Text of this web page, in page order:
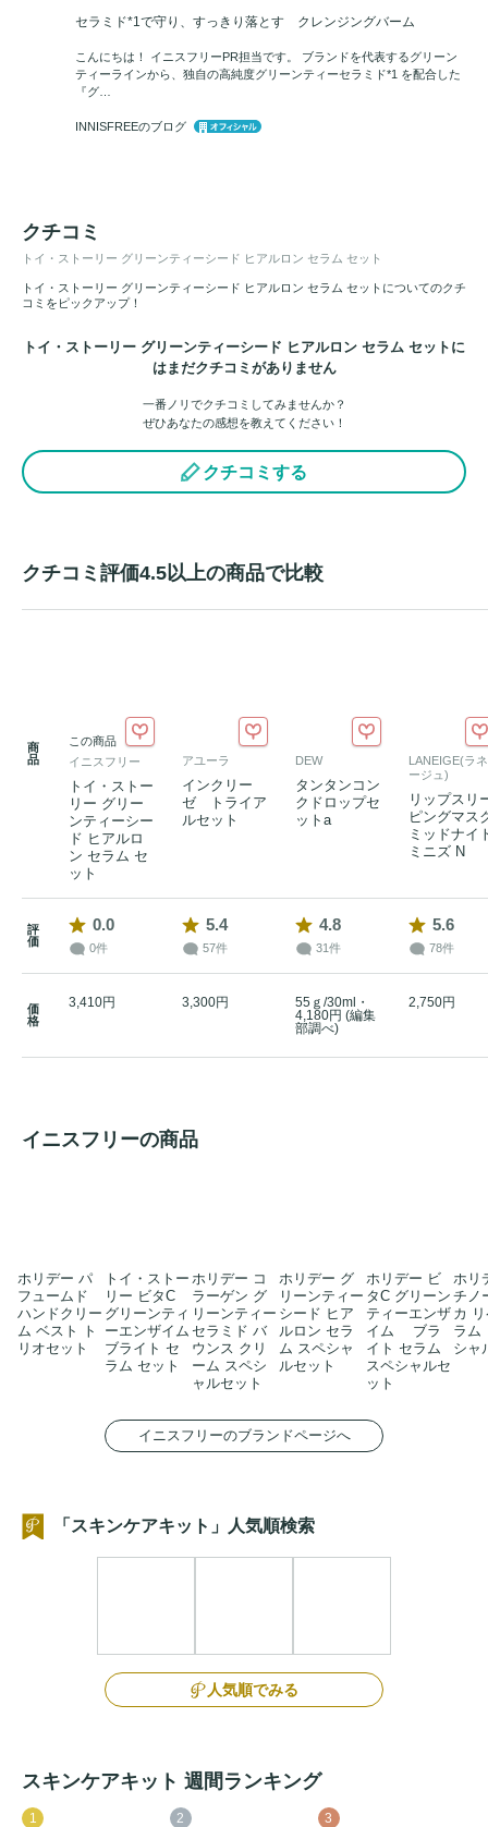
セラミド*1で守り、すっきり落とす クレンジングバーム
こんにちは！ イニスフリーPR担当です。 ブランドを代表するグリーン
ティーラインから、独自の高純度グリーンティーセラミド*1 を配合した
『グ…
INNISFREEのブログ
クチコミ
トイ・ストーリー グリーンティーシード ヒアルロン セラム セット
トイ・ストーリー グリーンティーシード ヒアルロン セラム セットについてのクチ
コミをピックアップ！
トイ・ストーリー グリーンティーシード ヒアルロン セラム セットに
はまだクチコミがありません
一番ノリでクチコミしてみませんか？
ぜひあなたの感想を教えてください！
クチコミする
クチコミ評価4.5以上の商品で比較
商
品
この商品
イニスフリー
トイ・ストー
リー グリー
ンティーシー
ド ヒアルロ
ン セラム セ
ット
アユーラ
インクリー
ゼ トライア
ルセット
DEW
タンタンコン
クドロップセ
ットa
LANEIGE(ラネ
ージュ)
リップスリ
ピングマス
ミッドナイ
ミニズ N
評
価
0.0
0件
5.4
57件
4.8
31件
5.6
78件
価
格
3,410円 3,300円
55ｇ/30ml・
4,180円 (編集
部調べ)
2,750円
イニスフリーの商品
ホリデー パ
フュームド
ハンドクリー
ム ベスト ト
リオセット
トイ・ストー
リー ビタC
グリーンティ
ーエンザイム
ブライト セ
ラム セット
ホリデー コ
ラーゲン グ
リーンティー
セラミド バ
ウンス クリ
ーム スペシ
ャルセット
ホリデー グ
リーンティー
シード ヒア
ルロン セラ
ム スペシャ
ルセット
ホリデー ビ
タC グリーン
ティーエンザ
イム ブラ
イト セラム
スペシャルセ
ット
ホリ
チノ
カ
ラ
シャ
イニスフリーのブランドページへ
「スキンケアキット」人気順検索
人気順でみる
スキンケアキット 週間ランキング
1 2 3